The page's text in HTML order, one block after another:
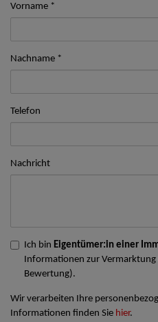
Vorname
Nachname
Telefon
Nachricht
Ich bin Eigentümer:in einer
Informationen zur
Bewertung).
Wir verarbeiten Ihre
Informationen finden Sie hier.